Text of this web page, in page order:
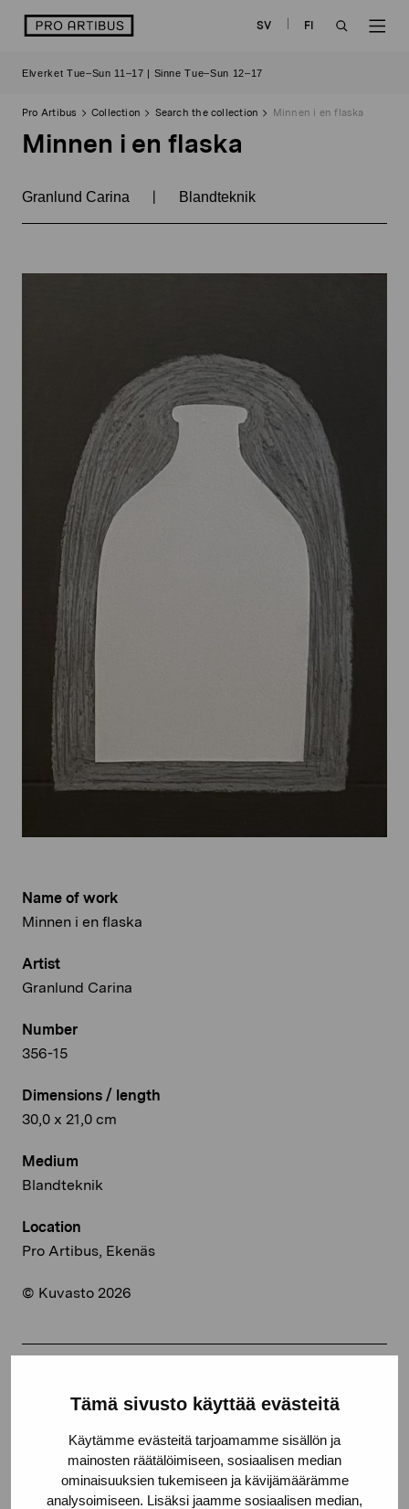
Tämä sivusto käyttää evästeitä
Käytämme evästeitä tarjoamamme sisällön ja
mainosten räätälöimiseen, sosiaalisen median
ominaisuuksien tukemiseen ja kävijämäärämme
analysoimiseen. Lisäksi jaamme sosiaalisen median,
logo SV
FI
Elverket Tue–Sun 11–17 | Sinne Tue–Sun 12–17
Pro Artibus Collection Search the collection Minnen i en flaska
Minnen i en flaska
Granlund Carina | Blandteknik
Name of work
Minnen i en flaska
Artist
Granlund Carina
Number
356-15
Dimensions / length
30,0 x 21,0 cm
Medium
Blandteknik
Location
Pro Artibus, Ekenäs
© Kuvasto 2026
Linkedin